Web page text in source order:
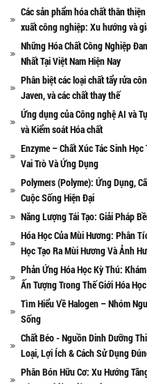
Các sản phẩm hóa chất thân
xuất công nghiệp: Xu hướng và
Những Hóa Chất Công Nghiệp
Nhất Tại Việt Nam Hiện Nay
Phân biệt các loại chất tẩy rửa
Javen, và các chất thay thế
Ứng dụng của Công nghệ AI và
và Kiểm soát Hóa chất
Enzyme – Chất Xúc Tác Sinh
Vai Trò Và Ứng Dụng
Polymers (Polyme): Ứng Dụng,
Cuộc Sống Hiện Đại
Năng Lượng Tái Tạo: Giải Pháp
Hóa Học Của Mùi Hương: Phân
Học Tạo Ra Mùi Hương Và Ảnh
Phản Ứng Hóa Học Kỳ Thú:
Ấn Tượng Trong Thế Giới Hóa Học
Tìm Hiểu Về Halogen – Nhóm
Sống
Chất Béo - Nguồn Dinh Dưỡng
Loại, Lợi Ích & Cách Sử Dụng
Phân Bón Hữu Cơ: Xu Hướng